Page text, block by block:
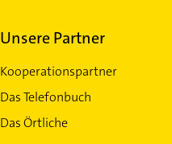
Unsere Partner
Kooperationspartner
Das Telefonbuch
Das Örtliche